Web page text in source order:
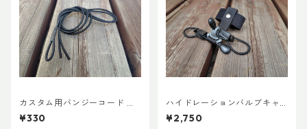
カスタム用バンジーコード 交
換ショックコード
¥330
ハイドレーションバルブキャ
ッチ+チューブマグネット（全
メーカー対応モデル）
¥2,750